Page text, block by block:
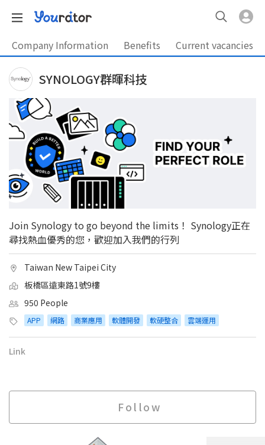
Company Information Benefits Current vacancies
SYNOLOGY群暉科技
Join Synology to go beyond the limits！ Synology正在
尋找熱血優秀的您，歡迎加入我們的行列
Taiwan New Taipei City
板橋區遠東路1號9樓
950 People
APP 網路 商業應用 軟體開發 軟硬整合 雲端運用
Link
Follow